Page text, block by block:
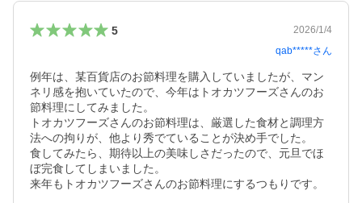
5
2026/1/4
qab*****さん
例年は、某百貨店のお節料理を購入していましたが、マン
ネリ感を抱いていたので、今年はトオカツフーズさんのお
節料理にしてみました。
トオカツフーズさんのお節料理は、厳選した食材と調理方
法への拘りが、他より秀でていることが決め手でした。
食してみたら、期待以上の美味しさだったので、元旦でほ
ぼ完食してしまいました。
来年もトオカツフーズさんのお節料理にするつもりです。